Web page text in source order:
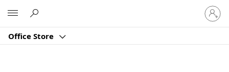
Office Store
Sign
in
to
account